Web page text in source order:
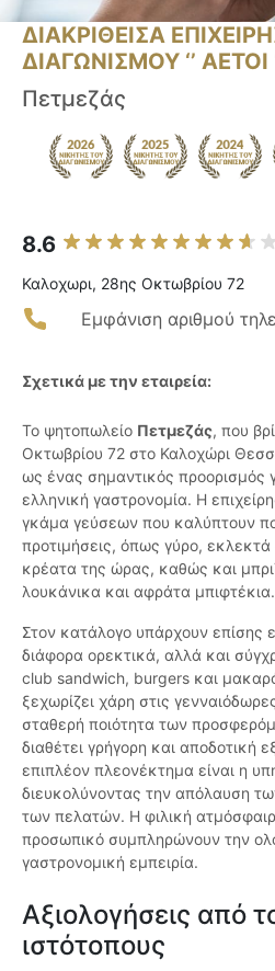
ΔΙΑΚΡΙΘΕΙΣΑ
ΔΙΑΓΩΝΙΣΜΟΥ ‘’ ΑΕΤΟΙ
Πετμεζάς
8.6
Καλοχωρι, 28ης Οκτωβρίου 72
Εμφάνιση αριθμού
Σχετικά με την εταιρεία:
Το ψητοπωλείο Πετμεζάς, που
Οκτωβρίου 72 στο Καλοχώρι
ως ένας σημαντικός προορισμός
ελληνική γαστρονομία. Η
γκάμα γεύσεων που καλύπτουν
προτιμήσεις, όπως γύρο,
κρέατα της ώρας, καθώς και
λουκάνικα και αφράτα μπιφτέκια.
Στον κατάλογο υπάρχουν επίσης
διάφορα ορεκτικά, αλλά και
club sandwich, burgers και
ξεχωρίζει χάρη στις
σταθερή ποιότητα των
διαθέτει γρήγορη και αποδοτική
επιπλέον πλεονέκτημα είναι η
διευκολύνοντας την απόλαυση
των πελατών. Η φιλική
προσωπικό συμπληρώνουν την
γαστρονομική εμπειρία.
Αξιολογήσεις από
ιστότοπους